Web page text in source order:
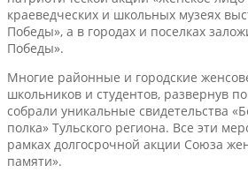
краеведческих и школьных музеях
Победы», а в городах и поселках
Победы».
Многие районные и городские
школьников и студентов, развернув
собрали уникальные свидетельства
полка» Тульского региона. Все эти
рамках долгосрочной акции Союза
памяти».